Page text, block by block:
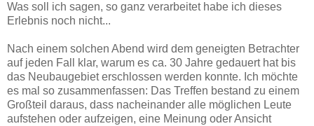
Was soll ich sagen, so ganz verarbeitet habe ich dieses
Erlebnis noch nicht...
Nach einem solchen Abend wird dem geneigten Betrachter
auf jeden Fall klar, warum es ca. 30 Jahre gedauert hat bis
das Neubaugebiet erschlossen werden konnte. Ich möchte
es mal so zusammenfassen: Das Treffen bestand zu einem
Großteil daraus, dass nacheinander alle möglichen Leute
aufstehen oder aufzeigen, eine Meinung oder Ansicht